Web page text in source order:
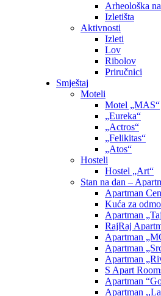
Arheološka
Izletišta
Aktivnosti
Izleti
Lov
Ribolov
Priručnici
Smještaj
Moteli
Motel „MAS“
„Eureka“
„Actros“
„Felikitas“
„Atos“
Hosteli
Hostel „Art“
Stan na dan –
Apartman
Kuća za
Apartman
RajRaj
Apartman
Apartman
Apartman
S Apart
Apartman
Apartman